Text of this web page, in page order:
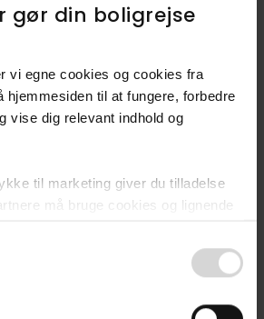
gør din boligrejse
vi egne cookies og cookies fra
hjemmesiden til at fungere, forbedre
vise dig relevant indhold og
til marketing giver du tilladelse
må bruge cookies og lignende
kombinere disse oplysninger med
dem til målrettet markedsføring til
Roskilde.
Roskilde
du ikke
del af vores